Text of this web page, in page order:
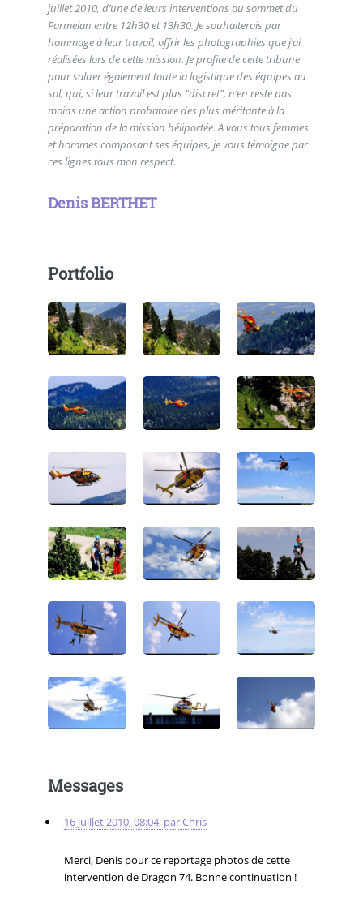
juillet 2010, d’une de leurs interventions au sommet du
Parmelan entre 12h30 et 13h30. Je souhaiterais par
hommage à leur travail, offrir les photographies que j’ai
réalisées lors de cette mission. Je profite de cette tribune
pour saluer également toute la logistique des équipes au
sol, qui, si leur travail est plus "discret", n’en reste pas
moins une action probatoire des plus méritante à la
préparation de la mission héliportée. A vous tous femmes
et hommes composant ses équipes, je vous témoigne par
ces lignes tous mon respect.
Denis BERTHET
Portfolio
Messages
16 juillet 2010, 08:04, parChris
Merci, Denis pour ce reportage photos de cette
intervention de Dragon 74. Bonne continuation !